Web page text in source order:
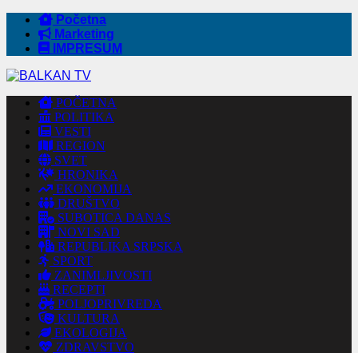
Početna
Marketing
IMPRESUM
POČETNA
POLITIKA
VESTI
REGION
SVET
HRONIKA
EKONOMIJA
DRUŠTVO
SUBOTICA DANAS
NOVI SAD
REPUBLIKA SRPSKA
SPORT
ZANIMLJIVOSTI
RECEPTI
POLJOPRIVREDA
KULTURA
EKOLOGIJA
ZDRAVSTVO